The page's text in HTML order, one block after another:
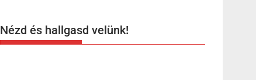
Nézd és hallgasd velünk!